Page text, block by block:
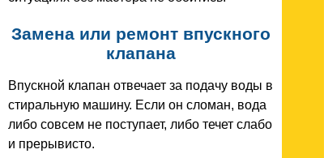
Замена или ремонт впускного
клапана
Впускной клапан отвечает за подачу воды в
стиральную машину. Если он сломан, вода
либо совсем не поступает, либо течет слабо
и прерывисто.